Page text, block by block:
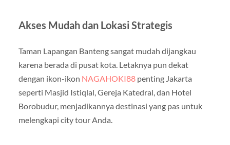
Akses Mudah dan Lokasi Strategis
Taman Lapangan Banteng sangat mudah dijangkau
karena berada di pusat kota. Letaknya pun dekat
dengan ikon-ikon NAGAHOKI88penting Jakarta
seperti Masjid Istiqlal, Gereja Katedral, dan Hotel
Borobudur, menjadikannya destinasi yang pas untuk
melengkapi city tour Anda.